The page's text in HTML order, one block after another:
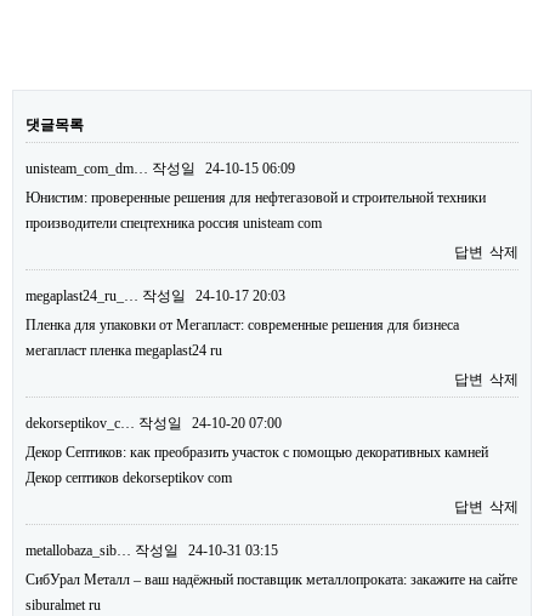
댓글목록
unisteam_com_dm… 작성일
24-10-15 06:09
Юнистим: проверенные решения для нефтегазовой и строительной техники
производители спецтехника россия unisteam com
답변 삭제
megaplast24_ru_… 작성일
24-10-17 20:03
Пленка для упаковки от Мегапласт: современные решения для бизнеса
мегапласт пленка megaplast24 ru
답변 삭제
dekorseptikov_c… 작성일
24-10-20 07:00
Декор Септиков: как преобразить участок с помощью декоративных камней
Декор септиков dekorseptikov com
답변 삭제
metallobaza_sib… 작성일
24-10-31 03:15
СибУрал Металл – ваш надёжный поставщик металлопроката: закажите на сайте
siburalmet ru